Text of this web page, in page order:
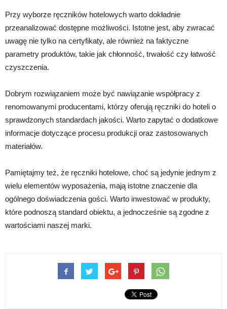
Przy wyborze ręczników hotelowych warto dokładnie
przeanalizować dostępne możliwości. Istotne jest, aby zwracać
uwagę nie tylko na certyfikaty, ale również na faktyczne
parametry produktów, takie jak chłonność, trwałość czy łatwość
czyszczenia.
Dobrym rozwiązaniem może być nawiązanie współpracy z
renomowanymi producentami, którzy oferują ręczniki do hoteli o
sprawdzonych standardach jakości. Warto zapytać o dodatkowe
informacje dotyczące procesu produkcji oraz zastosowanych
materiałów.
Pamiętajmy też, że ręczniki hotelowe, choć są jedynie jednym z
wielu elementów wyposażenia, mają istotne znaczenie dla
ogólnego doświadczenia gości. Warto inwestować w produkty,
które podnoszą standard obiektu, a jednocześnie są zgodne z
wartościami naszej marki.